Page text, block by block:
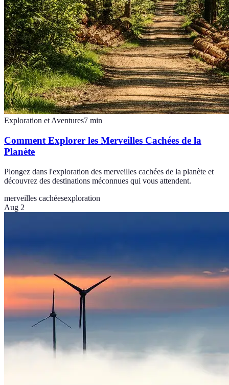
Exploration et Aventures7 min
Comment Explorer les Merveilles Cachées de la
Planète
Plongez dans l'exploration des merveilles cachées de la planète et
découvrez des destinations méconnues qui vous attendent.
merveilles cachéesexploration
Aug 2